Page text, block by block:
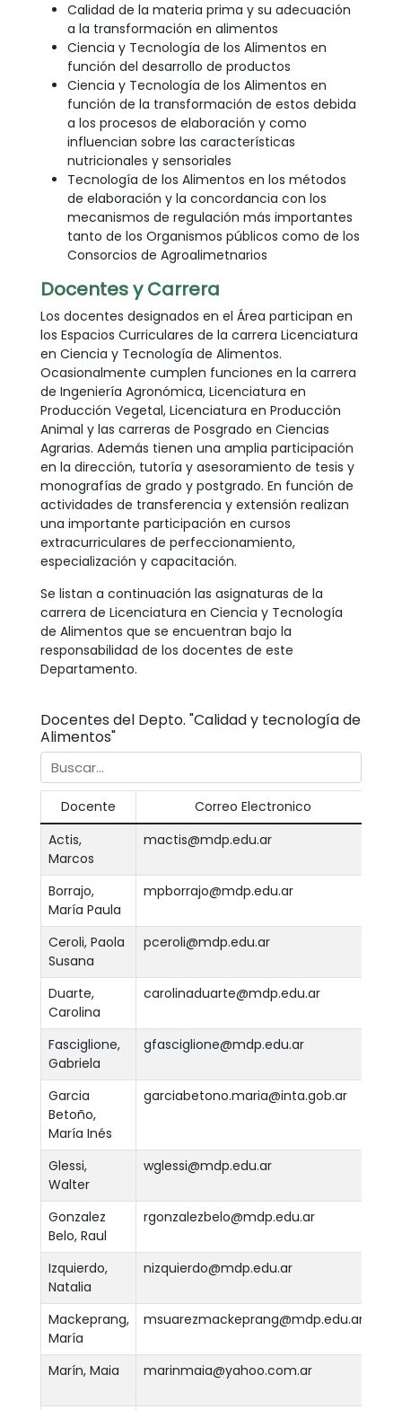
Calidad de la materia prima y su adecuación
a la transformación en alimentos
Ciencia y Tecnología de los Alimentos en
función del desarrollo de productos
Ciencia y Tecnología de los Alimentos en
función de la transformación de estos debida
a los procesos de elaboración y como
influencian sobre las características
nutricionales y sensoriales
Tecnología de los Alimentos en los métodos
de elaboración y la concordancia con los
mecanismos de regulación más importantes
tanto de los Organismos públicos como de los
Consorcios de Agroalimetnarios
Docentes y Carrera
Los docentes designados en el Área participan en
los Espacios Curriculares de la carrera Licenciatura
en Ciencia y Tecnología de Alimentos.
Ocasionalmente cumplen funciones en la carrera
de Ingeniería Agronómica, Licenciatura en
Producción Vegetal, Licenciatura en Producción
Animal y las carreras de Posgrado en Ciencias
Agrarias. Además tienen una amplia participación
en la dirección, tutoría y asesoramiento de tesis y
monografías de grado y postgrado. En función de
actividades de transferencia y extensión realizan
una importante participación en cursos
extracurriculares de perfeccionamiento,
especialización y capacitación.
Se listan a continuación las asignaturas de la
carrera de Licenciatura en Ciencia y Tecnología
de Alimentos que se encuentran bajo la
responsabilidad de los docentes de este
Departamento.
Docentes del Depto. "Calidad y tecnología de
Alimentos"
Docente Correo Electronico
Actis,
Marcos
mactis@mdp.edu.ar
Borrajo,
María Paula
mpborrajo@mdp.edu.ar
Ceroli, Paola
Susana
pceroli@mdp.edu.ar
Duarte,
Carolina
carolinaduarte@mdp.edu.ar
Fasciglione,
Gabriela
gfasciglione@mdp.edu.ar
Garcia
Betoño,
María Inés
garciabetono.maria@inta.gob.ar
Glessi,
Walter
wglessi@mdp.edu.ar
Gonzalez
Belo, Raul
rgonzalezbelo@mdp.edu.ar
Izquierdo,
Natalia
nizquierdo@mdp.edu.ar
Mackeprang,
María
msuarezmackeprang@mdp.edu.ar
Marín, Maia
marinmaia@yahoo.com.ar